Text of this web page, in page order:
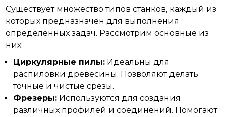
Существует множество типов станков, каждый из
которых предназначен для выполнения
определенных задач. Рассмотрим основные из
них:
Циркулярные пилы: Идеальны для
распиловки древесины. Позволяют делать
точные и чистые срезы.
Фрезеры: Используются для создания
различных профилей и соединений. Помогают